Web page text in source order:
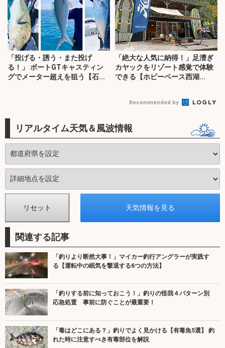
「投げる・誘う・また投げ
る！」 ボートGTキャスティン
グでメーター超えを狙う【石...
「絶大な人気に納得！」足漕ぎ
カヤックをリゾート感覚で体験
できる【ホビーベース西湖...
Recommended by
リアルタイム天気＆風波情報
関連する記事
「釣りより断然大事！」マイカー釣行アングラーが実践す
る【運転中の眠気を撃退する6つの方法】
「釣りする前に知っておこう！」釣りの怪我４パターン別
応急処置 事前に防ぐことが最重要！
「毒はどこにある？」釣りでよく見かける【有毒魚5選】 釣
れた時に注意すべき有毒部位を解説